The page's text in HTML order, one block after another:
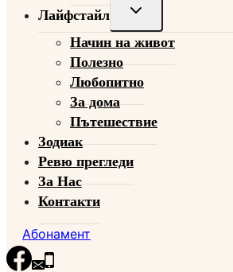
Лайфстайл
Toggle
child
menu
Начин на живот
Полезно
Любопитно
За дома
Пътешествие
Зодиак
Ревю прегледи
За Нас
Контакти
Абонамент